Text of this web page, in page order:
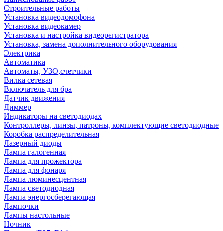
Строительные работы
Установка видеодомофона
Установка видеокамер
Установка и настройка видеорегистратора
Установка, замена дополнительного оборудования
Электрика
Автоматика
Автоматы, УЗО,счетчики
Вилка сетевая
Включатель для бра
Датчик движения
Диммер
Индикаторы на светодиодах
Контроллеры, линзы, патроны, комплектующие светодиодные
Коробка распределительная
Лазерный диоды
Лампа галогенная
Лампа для прожектора
Лампа для фонаря
Лампа люминесцентная
Лампа светодиодная
Лампа энергосберегающая
Лампочки
Лампы настольные
Ночник